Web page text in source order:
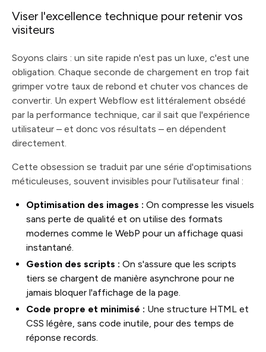
Viser l'excellence technique pour retenir vos
visiteurs
Soyons clairs : un site rapide n'est pas un luxe, c'est une
obligation. Chaque seconde de chargement en trop fait
grimper votre taux de rebond et chuter vos chances de
convertir. Un expert Webflow est littéralement obsédé
par la performance technique, car il sait que l'expérience
utilisateur – et donc vos résultats – en dépendent
directement.
Cette obsession se traduit par une série d'optimisations
méticuleuses, souvent invisibles pour l'utilisateur final :
Optimisation des images : On compresse les visuels
sans perte de qualité et on utilise des formats
modernes comme le WebP pour un affichage quasi
instantané.
Gestion des scripts : On s'assure que les scripts
tiers se chargent de manière asynchrone pour ne
jamais bloquer l'affichage de la page.
Code propre et minimisé : Une structure HTML et
CSS légère, sans code inutile, pour des temps de
réponse records.